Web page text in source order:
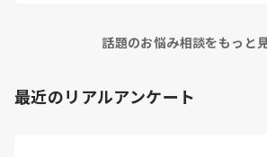
件、どこまで進んだ？」「困ってることな
「毎日夕方に5分だけ進捗確認の時間を取
てしまうと、後輩も質問しやすくなります
話題のお悩み相談をもっと
最近のリアルアンケート